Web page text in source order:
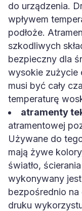
do urządzenia.
wpływem
podłoże.
szkodliwych
bezpieczny dla
wysokie zużycie
musi być cały
temperaturę
atramenty
atramentowej
Używane do
mają żywe
światło,
wykonywany
bezpośrednio
druku